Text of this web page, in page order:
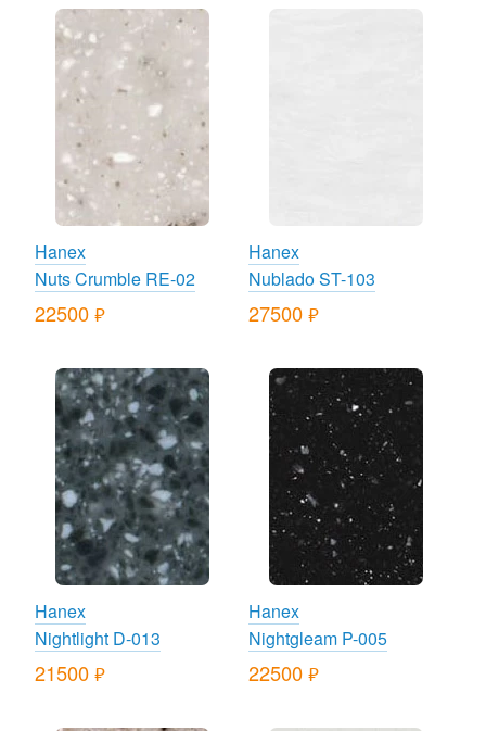
Hanex
Nuts Crumble RE-02
22500руб.
Hanex
Nublado ST-103
27500 руб.
Hanex
Nightlight D-013
21500руб.
Hanex
Nightgleam P-005
22500 руб.